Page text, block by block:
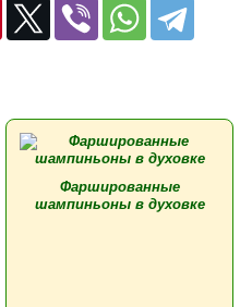
Фаршированные
шампиньоны в духовке